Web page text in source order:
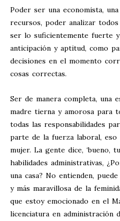
Poder ser una economista,
recursos, poder analizar
ser lo suficientemente fuerte
anticipación y aptitud, como
decisiones en el momento
cosas correctas.
Ser de manera completa, una
madre tierna y amorosa para
todas las responsabilidades
parte de la fuerza laboral,
mujer. La gente dice, ‘bueno,
habilidades administrativas,
una casa? No entienden,
y más maravillosa de la
que estoy emocionado en el
licenciatura en administración